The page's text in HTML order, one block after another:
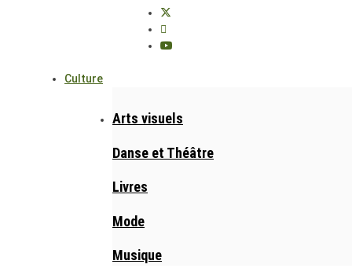
Culture
Arts visuels
Danse et Théâtre
Livres
Mode
Musique